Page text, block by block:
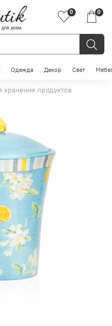
для дома
0 0
Одежда Декор Свет
хранения продуктов